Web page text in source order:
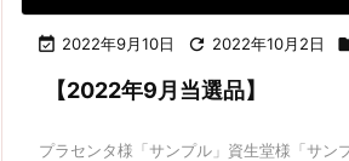
 2022年9月10日  2022年10月2日
【2022年9月当選品】
プラセンタ様「サンプル」資生堂様「サン